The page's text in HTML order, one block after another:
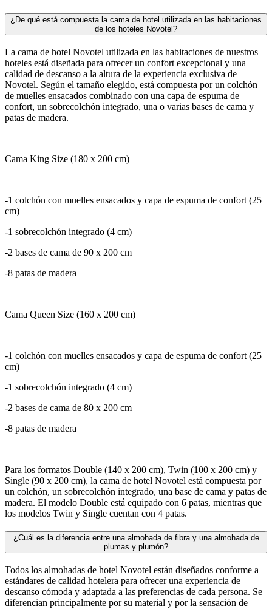
¿De qué está compuesta la cama de hotel utilizada en las habitaciones
de los hoteles Novotel?
La cama de hotel Novotel utilizada en las habitaciones de nuestros
hoteles está diseñada para ofrecer un confort excepcional y una
calidad de descanso a la altura de la experiencia exclusiva de
Novotel. Según el tamaño elegido, está compuesta por un colchón
de muelles ensacados combinado con una capa de espuma de
confort, un sobrecolchón integrado, una o varias bases de cama y
patas de madera.
Cama King Size (180 x 200 cm)
-1 colchón con muelles ensacados y capa de espuma de confort (25
cm)
-1 sobrecolchón integrado (4 cm)
-2 bases de cama de 90 x 200 cm
-8 patas de madera
Cama Queen Size (160 x 200 cm)
-1 colchón con muelles ensacados y capa de espuma de confort (25
cm)
-1 sobrecolchón integrado (4 cm)
-2 bases de cama de 80 x 200 cm
-8 patas de madera
Para los formatos Double (140 x 200 cm), Twin (100 x 200 cm) y
Single (90 x 200 cm), la cama de hotel Novotel está compuesta por
un colchón, un sobrecolchón integrado, una base de cama y patas de
madera. El modelo Double está equipado con 6 patas, mientras que
los modelos Twin y Single cuentan con 4 patas.
¿Cuál es la diferencia entre una almohada de fibra y una almohada de
plumas y plumón?
Todos los almohadas de hotel Novotel están diseñados conforme a
estándares de calidad hotelera para ofrecer una experiencia de
descanso cómoda y adaptada a las preferencias de cada persona. Se
diferencian principalmente por su material y por la sensación de